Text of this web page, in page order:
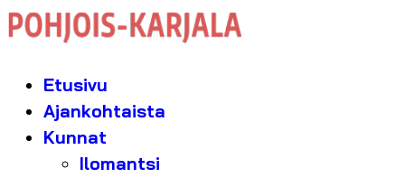
Etusivu
Ajankohtaista
Kunnat
Ilomantsi